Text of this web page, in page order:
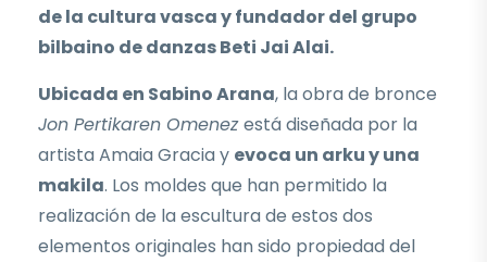
de la cultura vasca y fundador del grupo
bilbaino de danzas Beti Jai Alai.
Ubicada en Sabino Arana, la obra de bronce
Jon Pertikaren Omenezestá diseñada por la
artista Amaia Gracia y evoca un arku y una
makila. Los moldes que han permitido la
realización de la escultura de estos dos
elementos originales han sido propiedad del